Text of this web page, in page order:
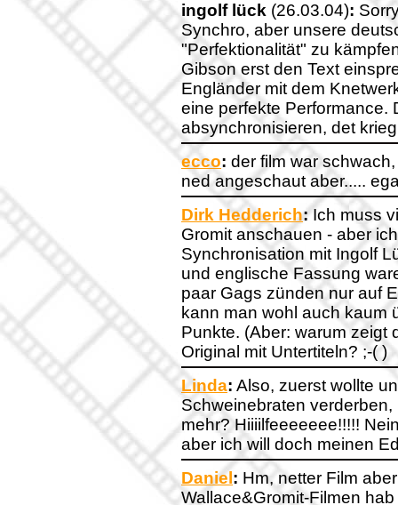
ingolf lück (26.03.04):
Synchro, aber unsere
"Perfektionalität" zu
Gibson erst den Text
Engländer mit dem
eine perfekte Performance.
absynchronisieren, det
ecco: der film war
ned angeschaut aber.....
Dirk Hedderich:Ich muss
Gromit anschauen - aber
Synchronisation mit Ingolf
und englische Fassung
paar Gags zünden nur auf
kann man wohl auch kaum
Punkte. (Aber: warum zeigt
Original mit Untertiteln? ;-( )
Linda: Also, zuerst wollte
Schweinebraten
mehr? Hiiiilfeeeeeee!!!!!
aber ich will doch meinen
Daniel : Hm, netter Film
Wallace&Gromit-Filmen